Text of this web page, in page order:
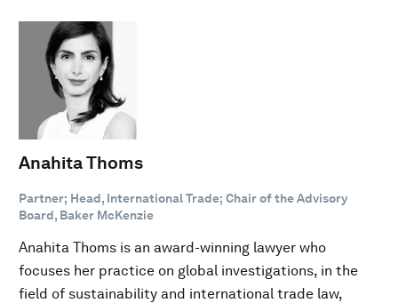
Anahita Thoms
Partner; Head, International Trade; Chair of the Advisory
Board, Baker McKenzie
Anahita Thoms is an award-winning lawyer who
focuses her practice on global investigations, in the
field of sustainability and international trade law,